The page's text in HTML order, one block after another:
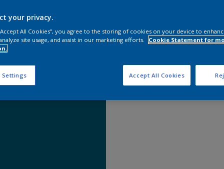
your privacy.
All Cookies”, you agree to the storing of cookies on your device to
site usage, and assist in our marketing efforts.
Cookie Statement for
Settings Accept All Cookies